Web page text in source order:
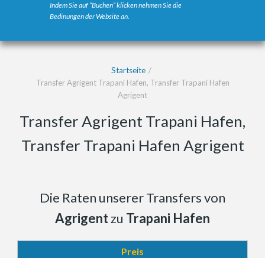
Indem Sie auf “Buchen” klicken nehmen Sie die
Bedinungen der Website an.
Startseite
Transfer Agrigent Trapani Hafen, Transfer Trapani Hafen
Agrigent
Transfer Agrigent Trapani Hafen,
Transfer Trapani Hafen Agrigent
Die Raten unserer Transfers von
Agrigentzu Trapani Hafen
Preis